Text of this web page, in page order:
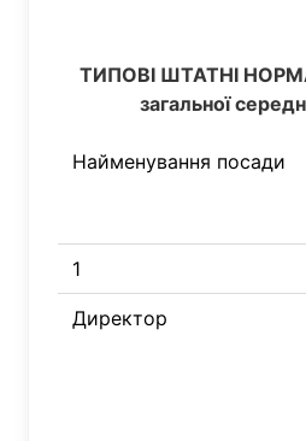
ТИПОВІ ШТАТНІ
загальної
Найменування посади
1
Директор